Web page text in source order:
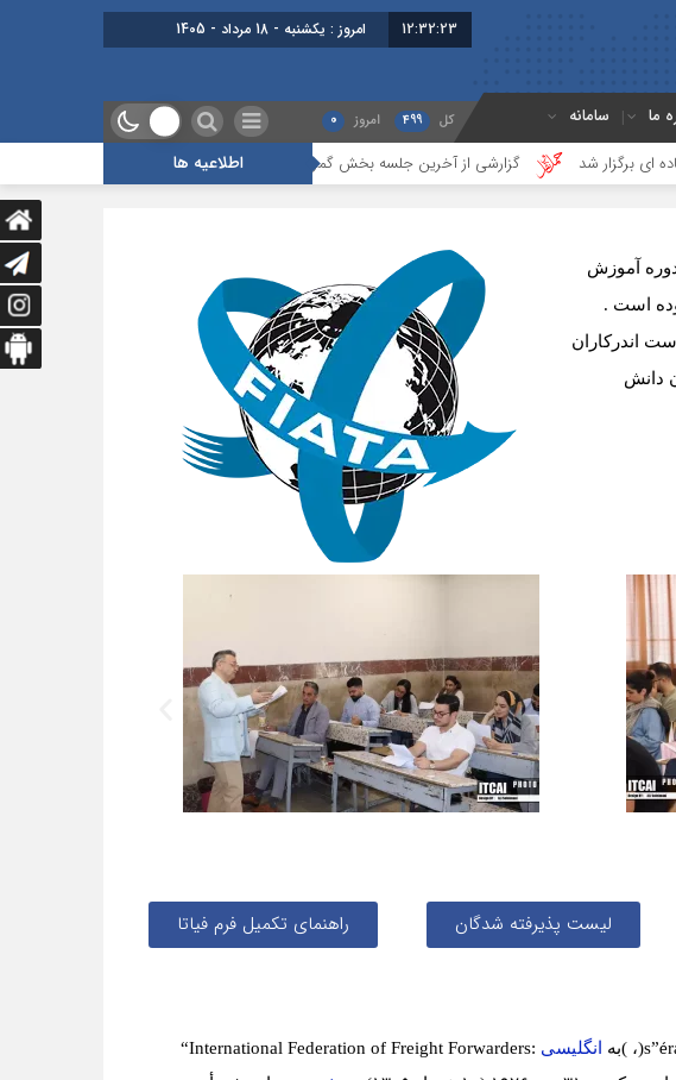
12:32:23 امروز : یکشنبه - 18 مرداد - 1405
ما سامانه کل 499 امروز 0
اطلاعیه ها گزارشی از آخرین جلسه بخش گمرک ، بیمه و ترانزیت درس‌هایی از یک بحران برای آینده
آموزش
نموده است .
اندرکاران
لیست پذیرفته شدگان راهنمای تکمیل فرم فیاتا
é
s”
)، (به انگلیسی :
“International Federation of Freight Forwarders